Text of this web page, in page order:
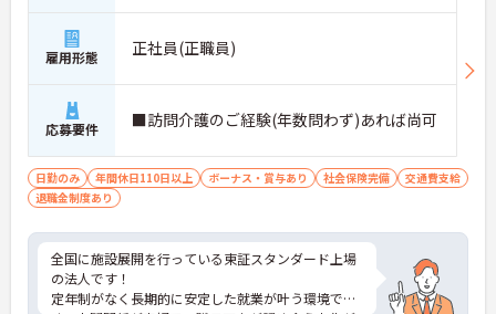
雇用形態 正社員(正職員)
応募要件 ■訪問介護のご経験(年数問わず)あれば尚可
日勤のみ 年間休日110日以上 ボーナス・賞与あり 社会保険完備
交通費支給
退職金制度あり
全国に施設展開を行っている東証スタンダード上場
の法人です！
定年制がなく長期的に安定した就業が叶う環境で